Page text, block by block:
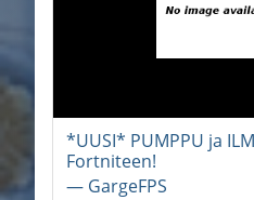
*UUSI* PUMPPU ja
Fortniteen!
― GargeFPS